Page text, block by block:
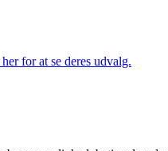
for at se deres udvalg.